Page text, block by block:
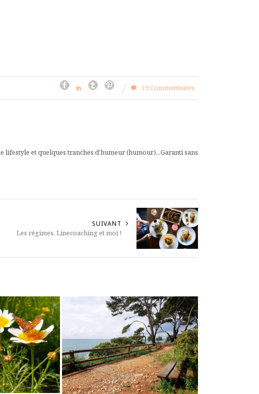
19 Commentaires
lifestyle et quelques tranches d'humeur (humour)...Garanti sans
SUIVANT
Les régimes, Linecoaching et moi !